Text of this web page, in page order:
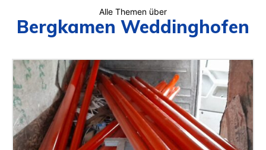
Alle Themen über
Bergkamen Weddinghofen